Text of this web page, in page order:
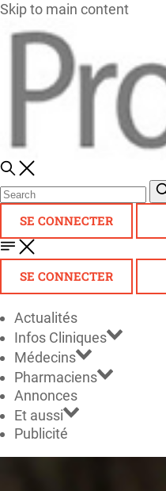
Skip to main content
SE CONNECTER
SE CONNECTER
Actualités
Infos Cliniques
Médecins
Pharmaciens
Annonces
Et aussi
Publicité